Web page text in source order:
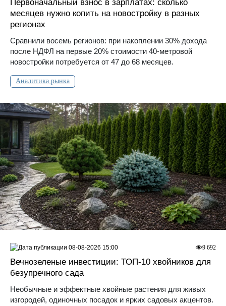
Первоначальный взнос в зарплатах: сколько
месяцев нужно копить на новостройку в разных
регионах
Сравнили восемь регионов: при накоплении 30% дохода
после НДФЛ на первые 20% стоимости 40-метровой
новостройки потребуется от 47 до 68 месяцев.
Аналитика рынка
Вечнозеленые инвестиции: ТОП-10 хвойников для
безупречного сада
Необычные и эффектные хвойные растения для живых
изгородей, одиночных посадок и ярких садовых акцентов.
9 692
08-08-2026 15:00